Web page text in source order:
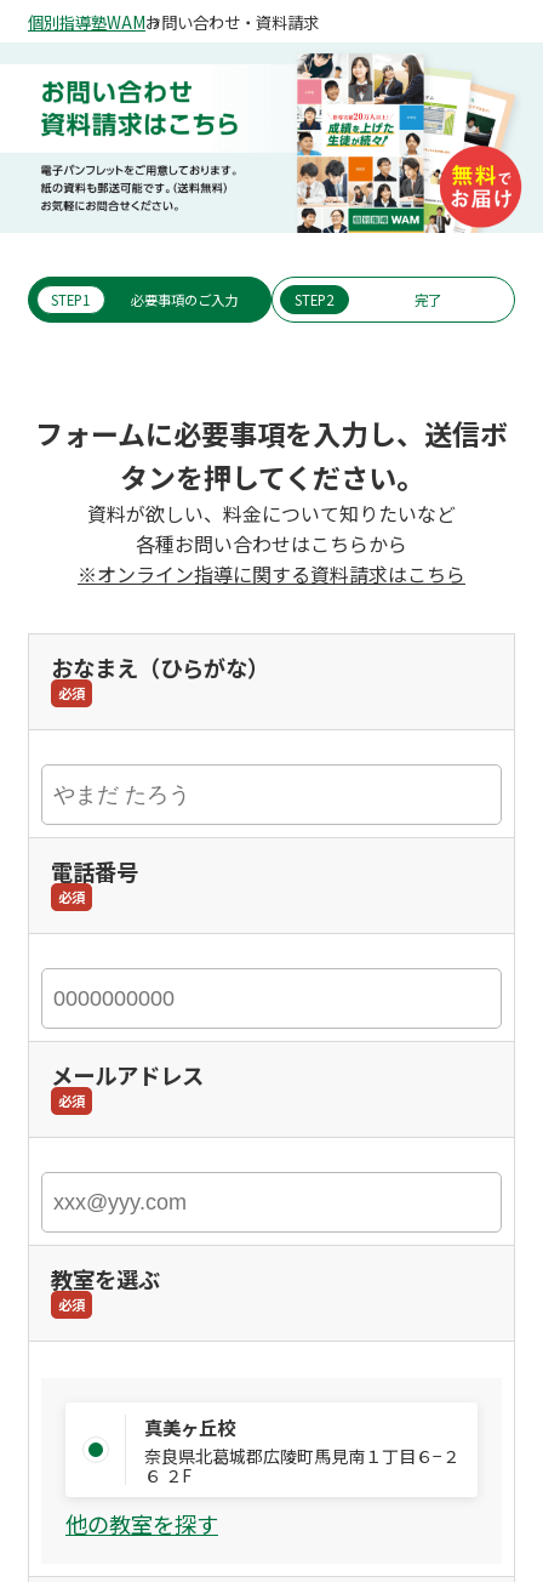
個別指導塾WAMお問い合わせ・資料請求
STEP1 必要事項のご入力 STEP2 完了
フォームに必要事項を入力し、送信ボ
タンを押してください。
資料が欲しい、料金について知りたいなど
各種お問い合わせはこちらから
※オンライン指導に関する資料請求はこちら
おなまえ（ひらがな）
必須
電話番号
必須
メールアドレス
必須
教室を選ぶ
必須
真美ヶ丘校
奈良県北葛城郡広陵町馬見南１丁目６−２
６ ２F
他の教室を探す